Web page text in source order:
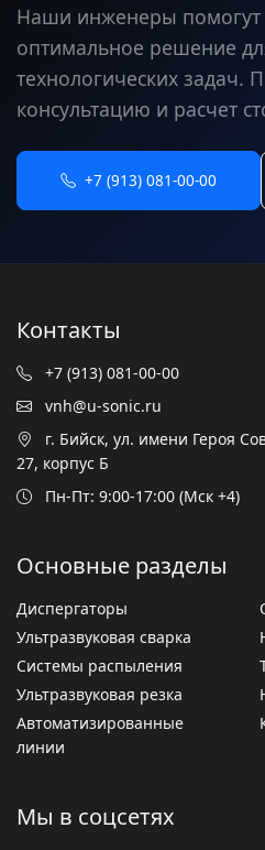
Наши инженеры помогут
оптимальное решение
технологических задач.
консультацию и расчет
+7 (913) 081-00-00
Контакты
+7 (913) 081-00-00
vnh@u-sonic.ru
г. Бийск, ул. имени Героя
27, корпус Б
Пн-Пт: 9:00-17:00 (Мск +4)
Основные разделы
Диспергаторы
Ультразвуковая сварка
Системы распыления
Ультразвуковая резка
Автоматизированные
линии
Мы в соцсетях